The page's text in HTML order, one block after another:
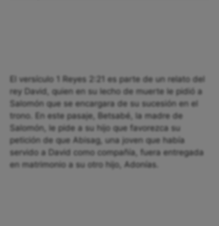
El versículo 1 Reyes 2:21 es parte de un relato del
rey David, quien en su lecho de muerte le pidió a
Salomón que se encargara de su sucesión en el
trono. En este pasaje, Betsabé, la madre de
Salomón, le pide a su hijo que favorezca su
petición de que Abisag, una joven que había
servido a David como compañía, fuera entregada
en matrimonio a su otro hijo, Adonías.